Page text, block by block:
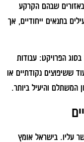
שבהם הקרקע
בתנאים ייחודיים, אך
הפרויקט: עבודות
ששיפוצים נקודתיים או
המשתלם והיעיל ביותר.
עליו. בישראל אומץ